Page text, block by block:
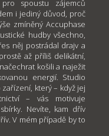
spoustu zájemců
i jediný důvod, proč
zmíněný Accuphase
hudby všechno,
něj postrádal drajv a
až příliš delikátní,
košili a naježit
energií. Studio
který – když jej
– vás motivuje
Nevíte, kam dřív
V mém případě by to